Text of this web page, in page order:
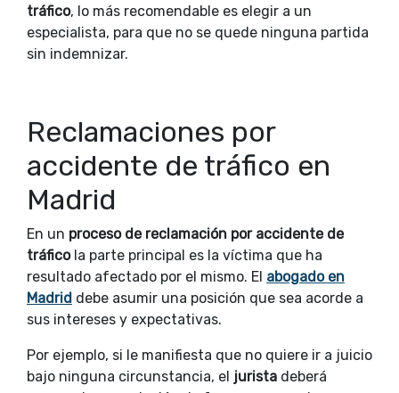
tráfico, lo más recomendable es elegir a un
especialista, para que no se quede ninguna partida
sin indemnizar.
Reclamaciones por
accidente de tráfico en
Madrid
En un proceso de reclamación por accidente de
tráficola parte principal es la víctima que ha
resultado afectado por el mismo. El abogado en
Madrid debe asumir una posición que sea acorde a
sus intereses y expectativas.
Por ejemplo, si le manifiesta que no quiere ir a juicio
bajo ninguna circunstancia, el jurista deberá